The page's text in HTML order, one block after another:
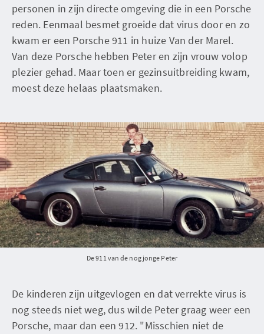
personen in zijn directe omgeving die in een Porsche
reden. Eenmaal besmet groeide dat virus door en zo
kwam er een Porsche 911 in huize Van der Marel.
Van deze Porsche hebben Peter en zijn vrouw volop
plezier gehad. Maar toen er gezinsuitbreiding kwam,
moest deze helaas plaatsmaken.
De 911 van de nog jonge Peter
De kinderen zijn uitgevlogen en dat verrekte virus is
nog steeds niet weg, dus wilde Peter graag weer een
Porsche, maar dan een 912. "Misschien niet de